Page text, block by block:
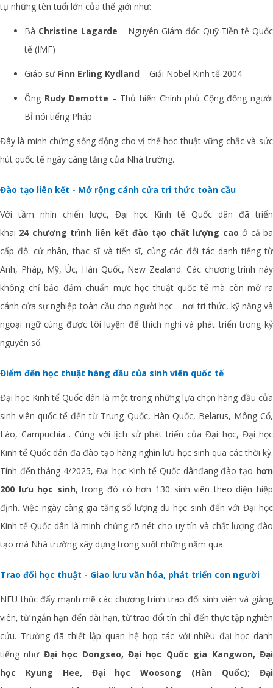
tụ những tên tuổi lớn của thế giới như:
Bà Christine Lagarde – Nguyên Giám đốc Quỹ Tiền tệ Quốc
tế (IMF)
Giáo sư Finn Erling Kydland – Giải Nobel Kinh tế 2004
Ông Rudy Demotte – Thủ hiến Chính phủ Cộng đồng người
Bỉ nói tiếng Pháp
Đây là minh chứng sống động cho vị thế học thuật vững chắc và sức
hút quốc tế ngày càng tăng của Nhà trường.
Đào tạo liên kết - Mở rộng cánh cửa tri thức toàn cầu
Với tầm nhìn chiến lược, Đại học Kinh tế Quốc dân đã triển
khai 24chương trình liên kết đào tạo chất lượng cao ở cả ba
cấp độ: cử nhân, thạc sĩ và tiến sĩ, cùng các đối tác danh tiếng từ
Anh, Pháp, Mỹ, Úc, Hàn Quốc, New Zealand. Các chương trình này
không chỉ bảo đảm chuẩn mực học thuật quốc tế mà còn mở ra
cánh cửa sự nghiệp toàn cầu cho người học – nơi tri thức, kỹ năng và
ngoại ngữ cùng được tôi luyện để thích nghi và phát triển trong kỷ
nguyên số.
Điểm đến học thuật hàng đầu của sinh viên quốc tế
Đại học Kinh tế Quốc dân là một trong những lựa chọn hàng đầu của
sinh viên quốc tế đến từ Trung Quốc, Hàn Quốc, Belarus, Mông Cổ,
Lào, Campuchia... Cùng với lịch sử phát triển của Đại học, Đại học
Kinh tế Quốc dân đã đào tạo hàng nghìn lưu học sinh qua các thời kỳ.
Tính đến tháng 4/2025, Đại học Kinh tế Quốc dânđang đào tạo hơn
200 lưu học sinh, trong đó có hơn 130 sinh viên theo diện hiệp
định. Việc ngày càng gia tăng số lượng du học sinh đến với Đại học
Kinh tế Quốc dân là minh chứng rõ nét cho uy tín và chất lượng đào
tạo mà Nhà trường xây dựng trong suốt những năm qua.
Trao đổi học thuật - Giao lưu văn hóa, phát triển con người
NEU thúc đẩy mạnh mẽ các chương trình trao đổi sinh viên và giảng
viên, từ ngắn hạn đến dài hạn, từ trao đổi tín chỉ đến thực tập nghiên
cứu. Trường đã thiết lập quan hệ hợp tác với nhiều đại học danh
tiếng như Đại học Dongseo, Đại học Quốc gia Kangwon, Đại
học Kyung Hee, Đại học Woosong (Hàn Quốc); Đại